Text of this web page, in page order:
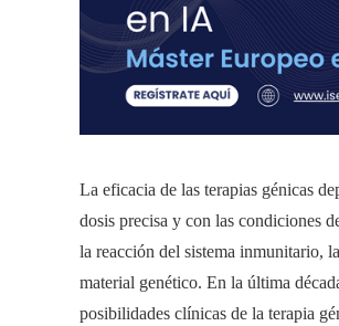
La eficacia de las terapias génicas
dosis precisa y con las condiciones
la reacción del sistema inmunitario,
material genético. En la última
posibilidades clínicas de la terapia